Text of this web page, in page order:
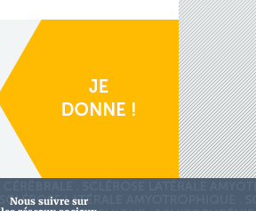
Nous suivre sur